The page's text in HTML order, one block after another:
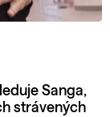
Sanga,
strávených